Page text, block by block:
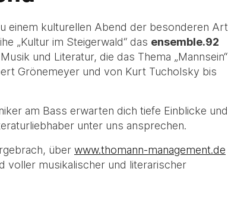
einem kulturellen Abend der besonderen Art
„Kultur im Steigerwald“ das ensemble.92
und Literatur, die das Thema „Mannsein“
Grönemeyer und von Kurt Tucholsky bis
am Bass erwarten dich tiefe Einblicke und
unter uns ansprechen.
über www.thomann-management.de
voller musikalischer und literarischer